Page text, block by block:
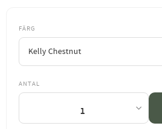
FÄRG
ANTAL